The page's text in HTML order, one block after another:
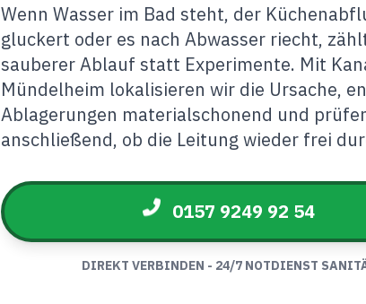
Wenn Wasser im Bad steht, der
gluckert oder es nach Abwasser riecht,
sauberer Ablauf statt Experimente. Mit
Mündelheim lokalisieren wir die Ursache,
Ablagerungen materialschonend und
anschließend, ob die Leitung wieder frei
0157 9249 92 54
DIREKT VERBINDEN - 24/7 NOTDIENST